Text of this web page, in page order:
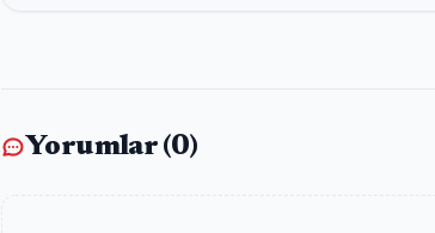
Yorumlar (0)